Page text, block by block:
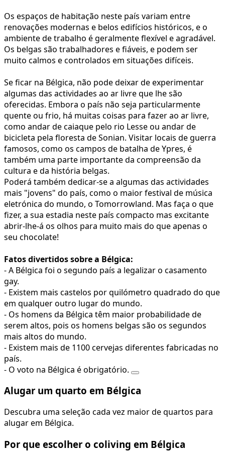
Os espaços de habitação neste país variam entre
renovações modernas e belos edifícios históricos, e o
ambiente de trabalho é geralmente flexível e agradável.
Os belgas são trabalhadores e fiáveis, e podem ser
muito calmos e controlados em situações difíceis.
Se ficar na Bélgica, não pode deixar de experimentar
algumas das actividades ao ar livre que lhe são
oferecidas. Embora o país não seja particularmente
quente ou frio, há muitas coisas para fazer ao ar livre,
como andar de caiaque pelo rio Lesse ou andar de
bicicleta pela floresta de Sonian. Visitar locais de guerra
famosos, como os campos de batalha de Ypres, é
também uma parte importante da compreensão da
cultura e da história belgas.
Poderá também dedicar-se a algumas das actividades
mais "jovens" do país, como o maior festival de música
eletrónica do mundo, o Tomorrowland. Mas faça o que
fizer, a sua estadia neste país compacto mas excitante
abrir-lhe-á os olhos para muito mais do que apenas o
seu chocolate!
Fatos divertidos sobre a Bélgica:
- A Bélgica foi o segundo país a legalizar o casamento
gay.
- Existem mais castelos por quilómetro quadrado do que
em qualquer outro lugar do mundo.
- Os homens da Bélgica têm maior probabilidade de
serem altos, pois os homens belgas são os segundos
mais altos do mundo.
- Existem mais de 1100 cervejas diferentes fabricadas no
país.
- O voto na Bélgica é obrigatório.
Alugar um quarto em Bélgica
Descubra uma seleção cada vez maior de quartos para
alugar em Bélgica.
Por que escolher o coliving em Bélgica